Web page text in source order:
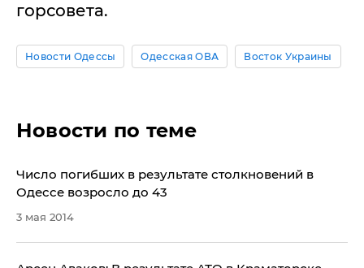
горсовета.
Новости Одессы Одесская ОВА Восток Украины
Новости по теме
Число погибших в результате столкновений в
Одессе возросло до 43
3 мая 2014